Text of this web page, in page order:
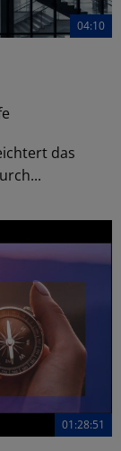
04:10
das
01:28:51